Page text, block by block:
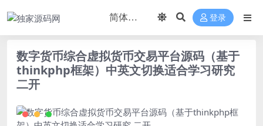
登录
数字货币综合虚拟货币交易平台源码（基于
thinkphp框架）中英文切换适合学习研究
二开